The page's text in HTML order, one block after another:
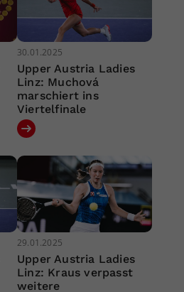
30.01.2025
Upper Austria Ladies
Linz: Muchová
marschiert ins
Viertelfinale
29.01.2025
Upper Austria Ladies
Linz: Kraus verpasst
weitere